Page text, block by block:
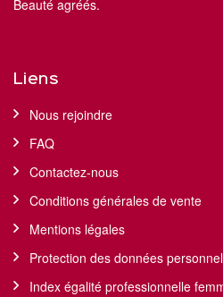
Beauté agréés.
Liens
Nous rejoindre
FAQ
Contactez-nous
Conditions générales de vente
Mentions légales
Protection des données
Index égalité professionnelle